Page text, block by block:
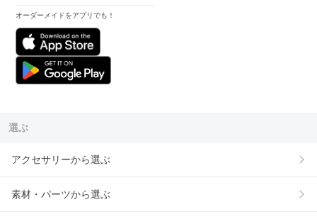
オーダーメイドをアプリでも！
選ぶ
アクセサリーから選ぶ
素材・パーツから選ぶ